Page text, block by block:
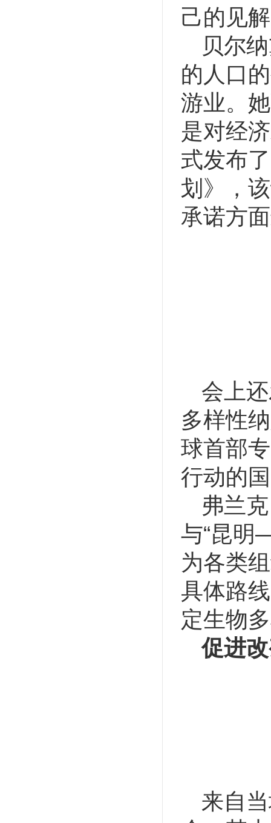
己的见
贝尔
的人口
游业。
是对经
式发布
划》，
承诺方
会上
多样性
球首部
行动的
弗兰
与“昆明
为各类
具体路
定生物
促进
来自